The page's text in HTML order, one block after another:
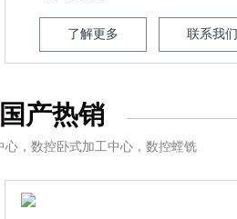
了解更多 联系我们
国产热销
，数控卧式加工中心，数控螳铣